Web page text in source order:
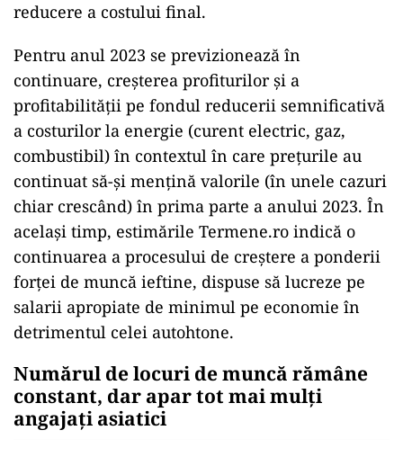
reducere a costului final.
Pentru anul 2023 se previzionează în
continuare, creșterea profiturilor și a
profitabilității pe fondul reducerii semnificativă
a costurilor la energie (curent electric, gaz,
combustibil) în contextul în care prețurile au
continuat să-și mențină valorile (în unele cazuri
chiar crescând) în prima parte a anului 2023. În
același timp, estimările Termene.ro indică o
continuarea a procesului de creștere a ponderii
forței de muncă ieftine, dispuse să lucreze pe
salarii apropiate de minimul pe economie în
detrimentul celei autohtone.
Numărul de locuri de muncă rămâne
constant, dar apar tot mai mulți
angajați asiatici